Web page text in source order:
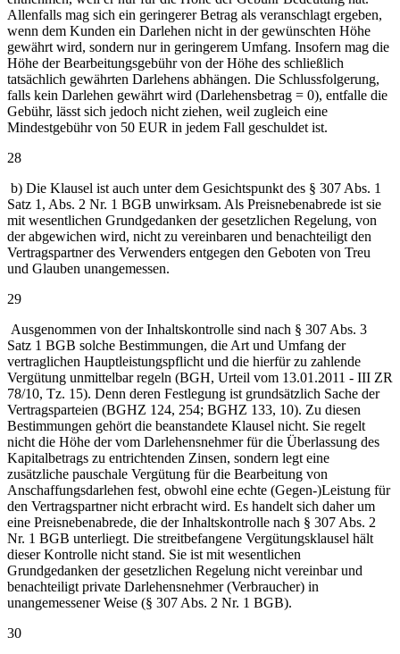
Allenfalls mag sich ein geringerer Betrag als veranschlagt ergeben,
wenn dem Kunden ein Darlehen nicht in der gewünschten Höhe
gewährt wird, sondern nur in geringerem Umfang. Insofern mag die
Höhe der Bearbeitungsgebühr von der Höhe des schließlich
tatsächlich gewährten Darlehens abhängen. Die Schlussfolgerung,
falls kein Darlehen gewährt wird (Darlehensbetrag = 0), entfalle die
Gebühr, lässt sich jedoch nicht ziehen, weil zugleich eine
Mindestgebühr von 50 EUR in jedem Fall geschuldet ist.
28
b) Die Klausel ist auch unter dem Gesichtspunkt des § 307 Abs. 1
Satz 1, Abs. 2 Nr. 1 BGB unwirksam. Als Preisnebenabrede ist sie
mit wesentlichen Grundgedanken der gesetzlichen Regelung, von
der abgewichen wird, nicht zu vereinbaren und benachteiligt den
Vertragspartner des Verwenders entgegen den Geboten von Treu
und Glauben unangemessen.
29
Ausgenommen von der Inhaltskontrolle sind nach § 307 Abs. 3
Satz 1 BGB solche Bestimmungen, die Art und Umfang der
vertraglichen Hauptleistungspflicht und die hierfür zu zahlende
Vergütung unmittelbar regeln (BGH, Urteil vom 13.01.2011 - III ZR
78/10, Tz. 15). Denn deren Festlegung ist grundsätzlich Sache der
Vertragsparteien (BGHZ 124, 254; BGHZ 133, 10). Zu diesen
Bestimmungen gehört die beanstandete Klausel nicht. Sie regelt
nicht die Höhe der vom Darlehensnehmer für die Überlassung des
Kapitalbetrags zu entrichtenden Zinsen, sondern legt eine
zusätzliche pauschale Vergütung für die Bearbeitung von
Anschaffungsdarlehen fest, obwohl eine echte (Gegen-)Leistung für
den Vertragspartner nicht erbracht wird. Es handelt sich daher um
eine Preisnebenabrede, die der Inhaltskontrolle nach § 307 Abs. 2
Nr. 1 BGB unterliegt. Die streitbefangene Vergütungsklausel hält
dieser Kontrolle nicht stand. Sie ist mit wesentlichen
Grundgedanken der gesetzlichen Regelung nicht vereinbar und
benachteiligt private Darlehensnehmer (Verbraucher) in
unangemessener Weise (§ 307 Abs. 2 Nr. 1 BGB).
30